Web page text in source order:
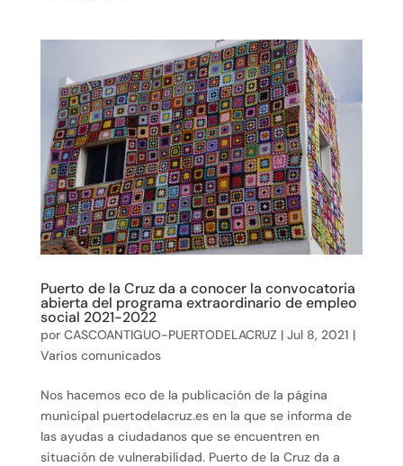
Puerto de la Cruz da a conocer la convocatoria
abierta del programa extraordinario de empleo
social 2021-2022
por CASCOANTIGUO-PUERTODELACRUZ | Jul 8, 2021 |
Varios comunicados
Nos hacemos eco de la publicación de la página
municipal puertodelacruz.es en la que se informa de
las ayudas a ciudadanos que se encuentren en
situación de vulnerabilidad. Puerto de la Cruz da a